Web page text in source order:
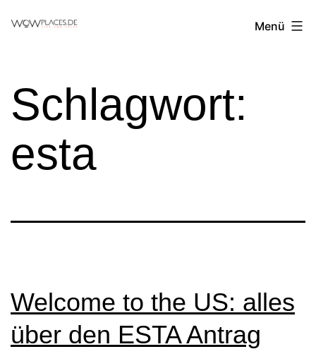
Reiseblog
Menü
Schlagwort:
esta
Welcome to the US: alles
über den ESTA Antrag